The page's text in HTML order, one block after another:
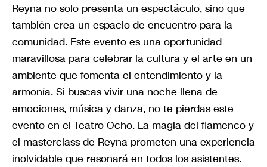
Reyna no solo presenta un espectáculo, sino que
también crea un espacio de encuentro para la
comunidad. Este evento es una oportunidad
maravillosa para celebrar la cultura y el arte en un
ambiente que fomenta el entendimiento y la
armonía. Si buscas vivir una noche llena de
emociones, música y danza, no te pierdas este
evento en el Teatro Ocho. La magia del flamenco y
el masterclass de Reyna prometen una experiencia
inolvidable que resonará en todos los asistentes.